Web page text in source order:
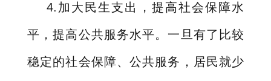
4. 加大民生支出，提高社会保障水
平，提高公共服务水平。一旦有了比较
稳定的社会保障、公共服务，居民就少